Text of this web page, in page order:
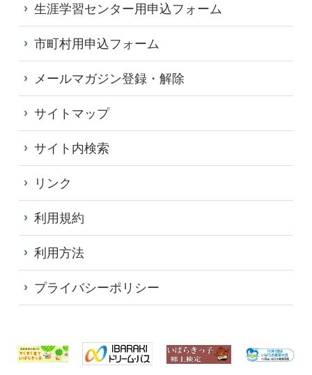
生涯学習センター用申込フォーム
市町村用申込フォーム
メールマガジン登録・解除
サイトマップ
サイト内検索
リンク
利用規約
利用方法
プライバシーポリシー